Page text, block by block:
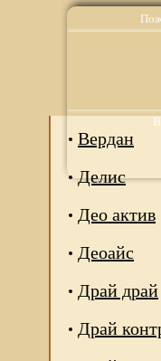
Вердан
Делис
Део актив
Деоайс
Драй драй
Драй